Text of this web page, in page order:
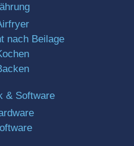
nach Beilage
& Software